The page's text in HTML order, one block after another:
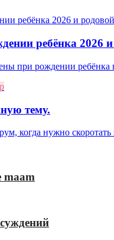
ребёнка 2026 и
при рождении ребёнка
тему.
когда нужно
maam